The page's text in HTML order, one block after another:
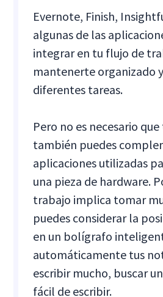
Evernote, Finish,
algunas de las
integrar en tu flujo de
mantenerte organizado
diferentes tareas.
Pero no es necesario
también puedes
aplicaciones utilizadas
una pieza de hardware.
trabajo implica tomar
puedes considerar la
en un bolígrafo
automáticamente tus
escribir mucho, buscar
fácil de escribir.